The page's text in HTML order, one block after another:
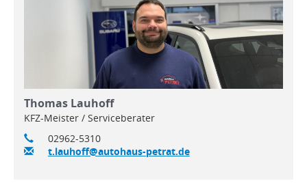
Thomas Lauhoff
KFZ-Meister / Serviceberater
02962-5310
t.lauhoff@autohaus-petrat.de